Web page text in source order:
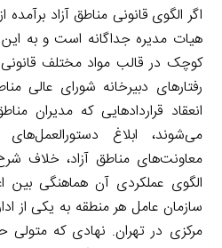
اگر الگوی قانونی مناطق آزاد
هیات مدیره جداگانه است و به
کوچک در قالب مواد مختلف
رفتارهای دبیرخانه شورای عالی
انعقاد قراردادهایی که مدیران
می‌شوند، ابلاغ
معاونت‌های مناطق آزاد، خلاف
الگوی عملکردی آن هماهنگی بین
سازمان عامل هر منطقه به یکی از
مرکزی در تهران. نهادی که